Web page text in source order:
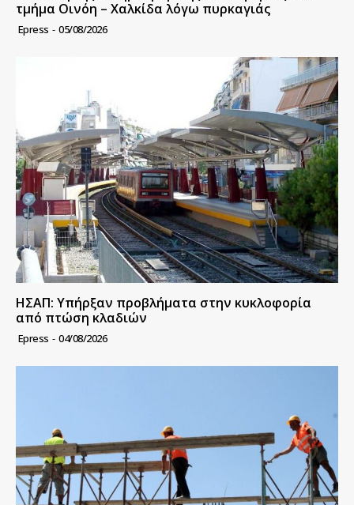
τμήμα Οινόη – Χαλκίδα λόγω πυρκαγιάς
Epress - 05/08/2026
ΗΣΑΠ: Υπήρξαν προβλήματα στην κυκλοφορία
από πτώση κλαδιών
Epress - 04/08/2026